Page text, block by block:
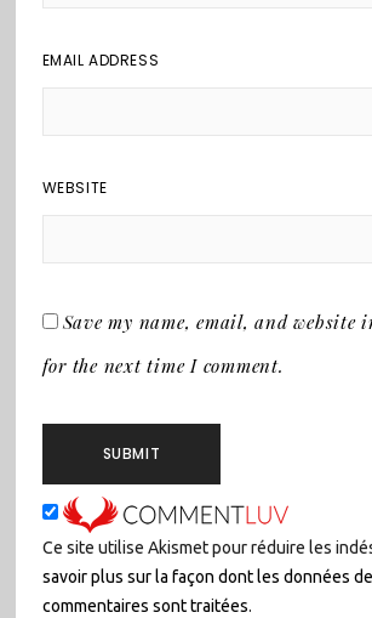
EMAIL ADDRESS
WEBSITE
Save my name, email, and website
for the next time I comment.
Ce site utilise Akismet pour réduire les
savoir plus sur la façon dont les données
commentaires sont traitées.